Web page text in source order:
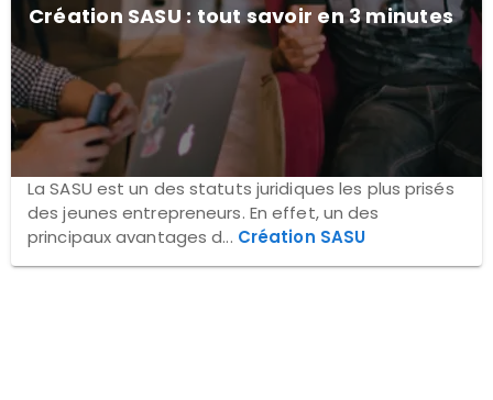
Création SASU : tout savoir en 3 minutes
La SASU est un des statuts juridiques les plus prisés
des jeunes entrepreneurs. En effet, un des
principaux avantages d... Création SASU